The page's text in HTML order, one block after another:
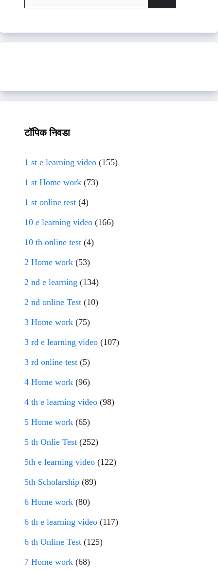
for:
टॉपिक निवडा
1 st e learning video (155)
1 st Home work (73)
1 st online test (4)
10 e learning video (166)
10 th online test (4)
2 Home work (53)
2 nd e learning (134)
2 nd online Test (10)
3 Home work (75)
3 rd e learning video (107)
3 rd online test (5)
4 Home work (96)
4 th e learning video (98)
5 Home work (65)
5 th Onlie Test (252)
5th e learning video (122)
5th Scholarship (89)
6 Home work (80)
6 th e learning video (117)
6 th Online Test (125)
7 Home work (68)